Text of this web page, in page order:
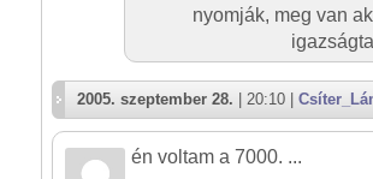
nyomják, meg van
2005. szeptember 28. | 20:10 |
én voltam a 7000. ...